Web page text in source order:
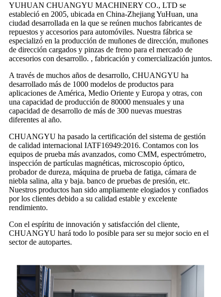
YUHUAN CHUANGYU MACHINERY CO., LTD se
estableció en 2005, ubicada en China-Zhejiang YuHuan, una
ciudad desarrollada en la que se reúnen muchos fabricantes de
repuestos y accesorios para automóviles. Nuestra fábrica se
especializó en la producción de muñones de dirección, muñones
de dirección cargados y pinzas de freno para el mercado de
accesorios con desarrollo. , fabricación y comercialización juntos.
A través de muchos años de desarrollo, CHUANGYU ha
desarrollado más de 1000 modelos de productos para
aplicaciones de América, Medio Oriente y Europa y otras, con
una capacidad de producción de 80000 mensuales y una
capacidad de desarrollo de más de 300 nuevas muestras
diferentes al año.
CHUANGYU ha pasado la certificación del sistema de gestión
de calidad internacional IATF16949:2016. Contamos con los
equipos de prueba más avanzados, como CMM, espectrómetro,
inspección de partículas magnéticas, microscopio óptico,
probador de dureza, máquina de prueba de fatiga, cámara de
niebla salina, alta y baja. banco de pruebas de presión, etc.
Nuestros productos han sido ampliamente elogiados y confiados
por los clientes debido a su calidad estable y excelente
rendimiento.
Con el espíritu de innovación y satisfacción del cliente,
CHUANGYU hará todo lo posible para ser su mejor socio en el
sector de autopartes.